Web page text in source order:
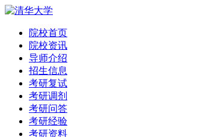
院校首页
院校资讯
导师介绍
招生信息
考研复试
考研调剂
考研问答
考研经验
考研资料